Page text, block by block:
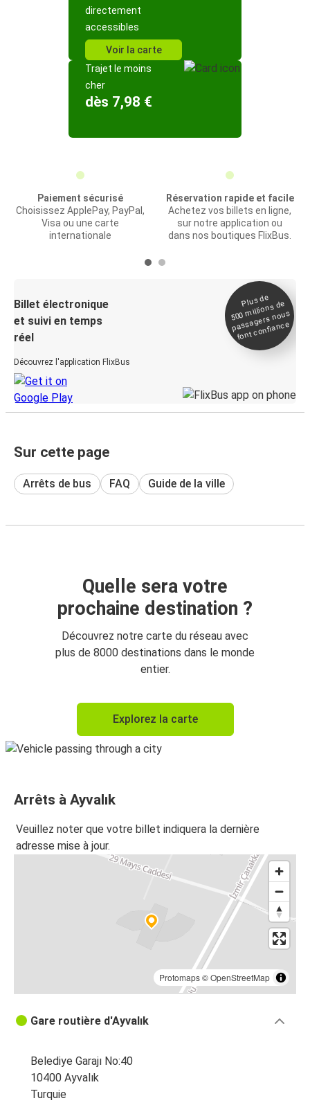
directement
accessibles
Voir la carte
Trajet le moins
cher
dès 7,98 €
Paiement sécurisé
Choisissez ApplePay, PayPal,
Visa ou une carte
internationale
Réservation rapide et facile
Achetez vos billets en ligne,
sur notre application ou
dans nos boutiques FlixBus.
Billet électronique
et suivi en temps
réel
Découvrez l'application FlixBus
Plus de
500
millions de
passagers nous
font confiance
Sur cette page
Arrêts de bus FAQ Guide de la ville
Quelle sera votre
prochaine destination ?
Découvrez notre carte du réseau avec
plus de 8000 destinations dans le monde
entier.
Explorez la carte
Arrêts à Ayvalık
Veuillez noter que votre billet indiquera la dernière
adresse mise à jour.
Protomaps©OpenStreetMap
Gare routière d'Ayvalık
Belediye Garajı No:40
10400 Ayvalık
Turquie